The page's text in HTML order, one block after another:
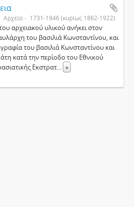
Αρχείο 1731-1946 (κυρίως 1862-1922)
αρχειακού υλικού ανήκει στον
του βασιλιά Κωνσταντίνου, και
του βασιλιά Κωνσταντίνου και
κατά την περίοδο του Εθνικού
Εκστρατ... »